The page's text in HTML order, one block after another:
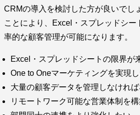
CRMの導入を検討した方が良いでし
ことにより、Excel・スプレッドシー
率的な顧客管理が可能になります。
Excel・スプレッドシートの限界が
One to Oneマーケティングを実現
大量の顧客データを管理しなけれ
リモートワーク可能な営業体制を